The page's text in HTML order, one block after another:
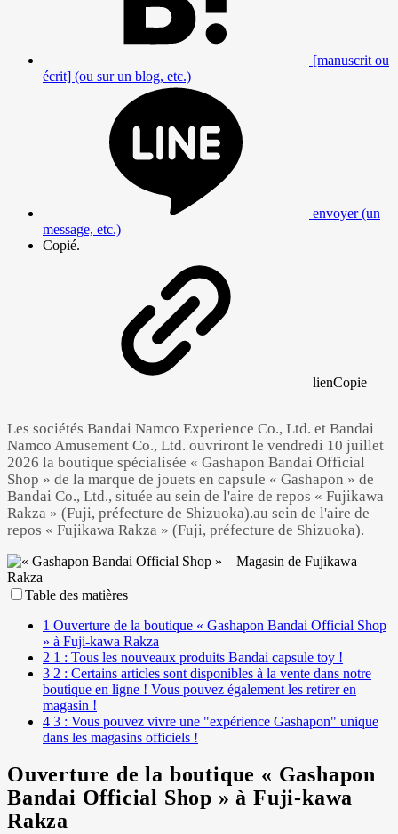
[manuscrit ou
écrit] (ou sur un blog, etc.)
envoyer (un
message, etc.)
Copié.
lienCopie
Les sociétés Bandai Namco Experience Co., Ltd. et Bandai
Namco Amusement Co., Ltd. ouvriront le vendredi 10 juillet
2026 la boutique spécialisée « Gashapon Bandai Official
Shop » de la marque de jouets en capsule « Gashapon » de
Bandai Co., Ltd., située au sein de l'aire de repos « Fujikawa
Rakza » (Fuji, préfecture de Shizuoka).au sein de l'aire de
repos « Fujikawa Rakza » (Fuji, préfecture de Shizuoka).
Table des matières
1 Ouverture de la boutique « Gashapon Bandai Official Shop
» à Fuji-kawa Rakza
2 1 : Tous les nouveaux produits Bandai capsule toy !
3 2 : Certains articles sont disponibles à la vente dans notre
boutique en ligne ! Vous pouvez également les retirer en
magasin !
4 3 : Vous pouvez vivre une "expérience Gashapon" unique
dans les magasins officiels !
Ouverture de la boutique « Gashapon
Bandai Official Shop » à Fuji-kawa
Rakza